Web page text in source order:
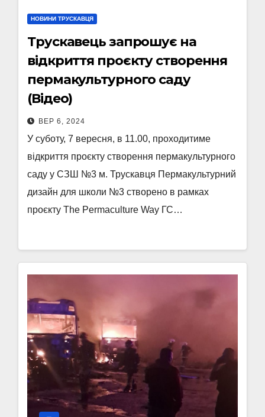
НОВИНИ ТРУСКАВЦЯ
Трускавець запрошує на
відкриття проєкту створення
пермакультурного саду
(Відео)
ВЕР 6, 2024
У суботу, 7 вересня, в 11.00, проходитиме
відкриття проєкту створення пермакультурного
саду у СЗШ №3 м. Трускавця Пермакультурний
дизайн для школи №3 створено в рамках
проєкту The Permaculture Way ГС…